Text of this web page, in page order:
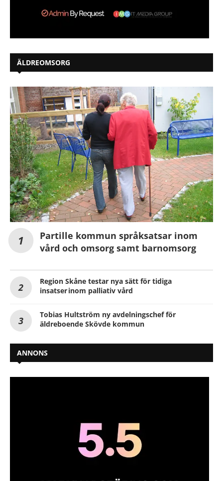
ÄLDREOMSORG
Partille kommun språksatsar inom
vård och omsorg samt barnomsorg
Region Skåne testar nya sätt för tidiga
insatser inom palliativ vård
Tobias Hultström ny avdelningschef för
äldreboende Skövde kommun
ANNONS